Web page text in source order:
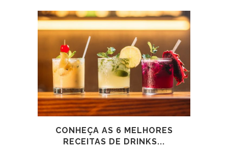
CONHEÇA AS 6 MELHORES
RECEITAS DE DRINKS...